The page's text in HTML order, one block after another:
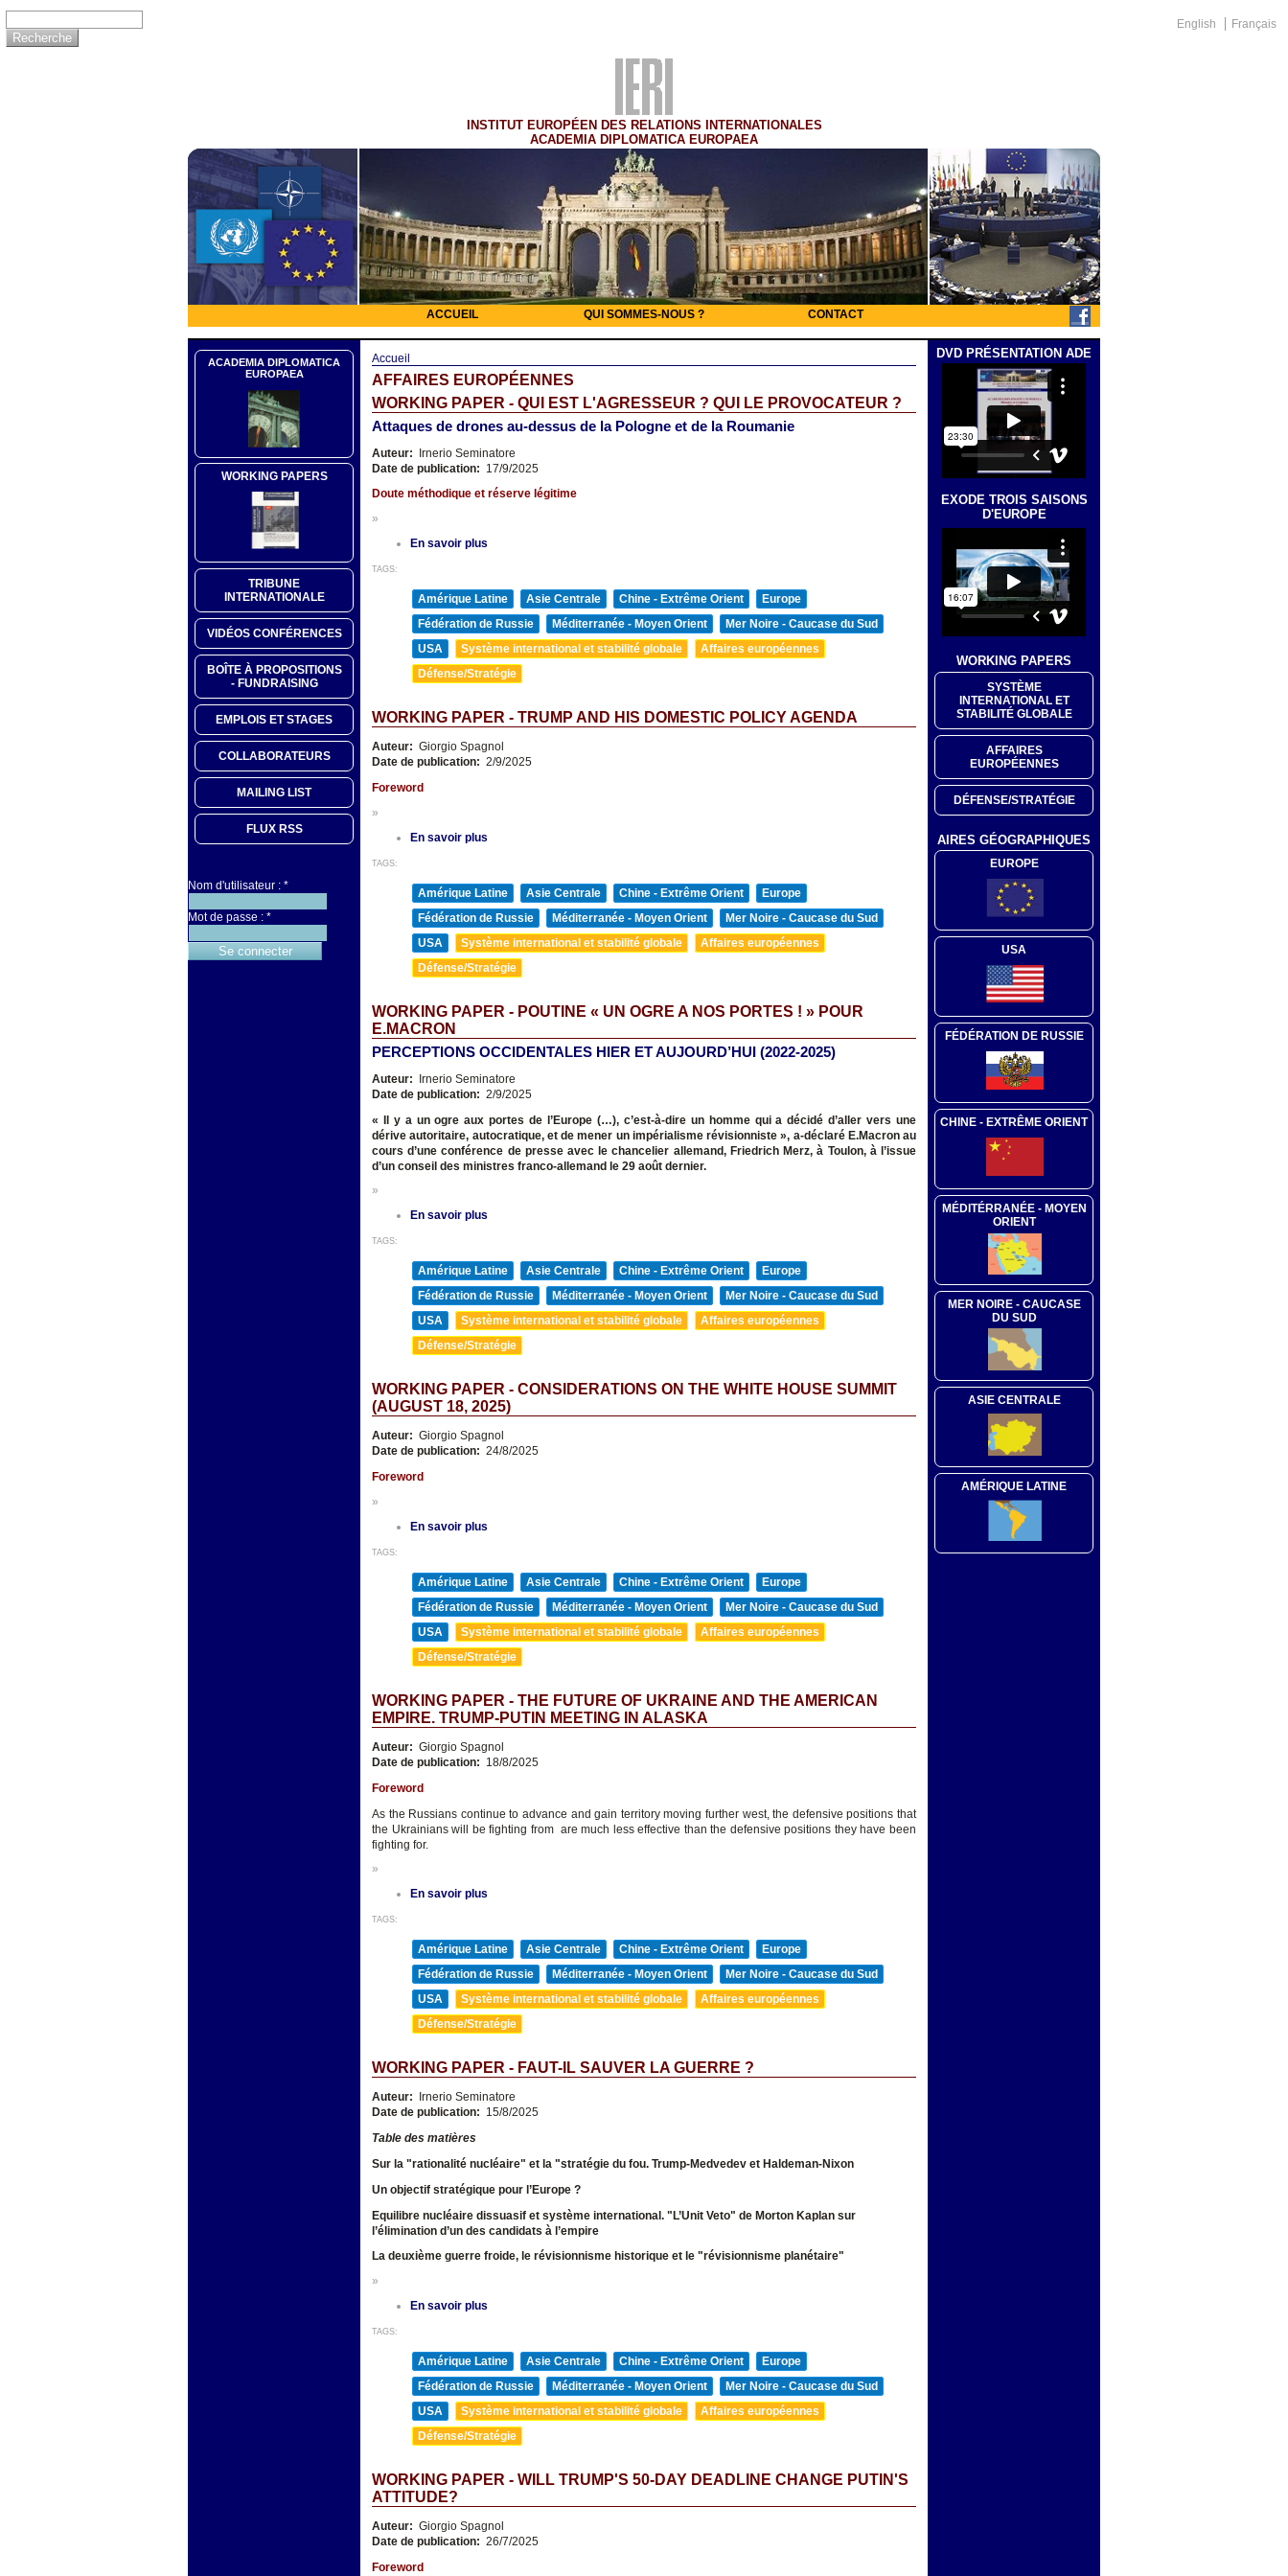
English Français
INSTITUT EUROPÉEN DES RELATIONS INTERNATIONALES
ACADEMIA DIPLOMATICA EUROPAEA
ACCUEIL QUI SOMMES-NOUS ? CONTACT
ACADEMIA DIPLOMATICA
EUROPAEA
WORKING PAPERS
TRIBUNE
INTERNATIONALE
VIDÉOS CONFÉRENCES
BOÎTE À PROPOSITIONS
- FUNDRAISING
EMPLOIS ET STAGES
COLLABORATEURS
MAILING LIST
FLUX RSS
Nom d'utilisateur : *
Mot de passe : *
Accueil
AFFAIRES EUROPÉENNES
WORKING PAPER - QUI EST L'AGRESSEUR ? QUI LE PROVOCATEUR ?
Attaques de drones au-dessus de la Pologne et de la Roumanie
Auteur: Irnerio Seminatore
Date de publication: 17/9/2025
Doute méthodique et réserve légitime
»
En savoir plus
TAGS:
Amérique Latine Asie Centrale Chine - Extrême Orient
Europe
Fédération de Russie
Méditerranée - Moyen Orient
Mer Noire - Caucase du Sud
USA
Système international et stabilité globale
Affaires européennes
Défense/Stratégie
WORKING PAPER - TRUMP AND HIS DOMESTIC POLICY AGENDA
Auteur: Giorgio Spagnol
Date de publication: 2/9/2025
Foreword
»
En savoir plus
TAGS:
Amérique Latine Asie Centrale Chine - Extrême Orient
Europe
Fédération de Russie
Méditerranée - Moyen Orient
Mer Noire - Caucase du Sud
USA
Système international et stabilité globale
Affaires européennes
Défense/Stratégie
WORKING PAPER - POUTINE « UN OGRE A NOS PORTES ! » POUR
E.MACRON
PERCEPTIONS OCCIDENTALES HIER ET AUJOURD’HUI (2022-2025)
Auteur: Irnerio Seminatore
Date de publication: 2/9/2025
« Il y a un ogre aux portes de l’Europe (…), c’est-à-dire un homme qui a décidé d’aller vers une
dérive autoritaire, autocratique, et de mener un impérialisme révisionniste », a-déclaré E.Macron au
cours d’une conférence de presse avec le chancelier allemand, Friedrich Merz, à Toulon, à l’issue
d’un conseil des ministres franco-allemand le 29 août dernier.
»
En savoir plus
TAGS:
Amérique Latine Asie Centrale Chine - Extrême Orient
Europe
Fédération de Russie
Méditerranée - Moyen Orient
Mer Noire - Caucase du Sud
USA
Système international et stabilité globale
Affaires européennes
Défense/Stratégie
WORKING PAPER - CONSIDERATIONS ON THE WHITE HOUSE SUMMIT
(AUGUST 18, 2025)
Auteur: Giorgio Spagnol
Date de publication: 24/8/2025
Foreword
»
En savoir plus
TAGS:
Amérique Latine Asie Centrale Chine - Extrême Orient
Europe
Fédération de Russie
Méditerranée - Moyen Orient
Mer Noire - Caucase du Sud
USA
Système international et stabilité globale
Affaires européennes
Défense/Stratégie
WORKING PAPER - THE FUTURE OF UKRAINE AND THE AMERICAN
EMPIRE. TRUMP-PUTIN MEETING IN ALASKA
Auteur: Giorgio Spagnol
Date de publication: 18/8/2025
Foreword
As the Russians continue to advance and gain territory moving further west, the defensive positions that
the Ukrainians will be fighting from are much less effective than the defensive positions they have been
fighting for.
»
En savoir plus
TAGS:
Amérique Latine Asie Centrale Chine - Extrême Orient
Europe
Fédération de Russie
Méditerranée - Moyen Orient
Mer Noire - Caucase du Sud
USA
Système international et stabilité globale
Affaires européennes
Défense/Stratégie
WORKING PAPER - FAUT-IL SAUVER LA GUERRE ?
Auteur:
Irnerio Seminatore
Date de publication: 15/8/2025
Table des matières
Sur la "rationalité nucléaire" et la "stratégie du fou. Trump-Medvedev et Haldeman-Nixon
Un objectif stratégique pour l’Europe ?
Equilibre nucléaire dissuasif et système international. "L’Unit Veto" de Morton Kaplan sur
l’élimination d’un des candidats à l’empire
La deuxième guerre froide, le révisionnisme historique et le "révisionnisme planétaire"
»
En savoir plus
TAGS:
Amérique Latine Asie Centrale Chine - Extrême Orient
Europe
Fédération de Russie
Méditerranée - Moyen Orient
Mer Noire - Caucase du Sud
USA
Système international et stabilité globale
Affaires européennes
Défense/Stratégie
WORKING PAPER - WILL TRUMP'S 50-DAY DEADLINE CHANGE PUTIN'S
ATTITUDE?
Auteur: Giorgio Spagnol
Date de publication: 26/7/2025
Foreword
DVD PRÉSENTATION ADE
EXODE TROIS SAISONS
D'EUROPE
WORKING PAPERS
SYSTÈME
INTERNATIONAL ET
STABILITÉ GLOBALE
AFFAIRES
EUROPÉENNES
DÉFENSE/STRATÉGIE
AIRES GÉOGRAPHIQUES
EUROPE
USA
FÉDÉRATION DE RUSSIE
CHINE - EXTRÊME ORIENT
MÉDITÉRRANÉE - MOYEN
ORIENT
MER NOIRE - CAUCASE
DU SUD
ASIE CENTRALE
AMÉRIQUE LATINE